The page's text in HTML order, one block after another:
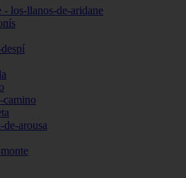
- los-llanos-de-aridane
camino
arousa